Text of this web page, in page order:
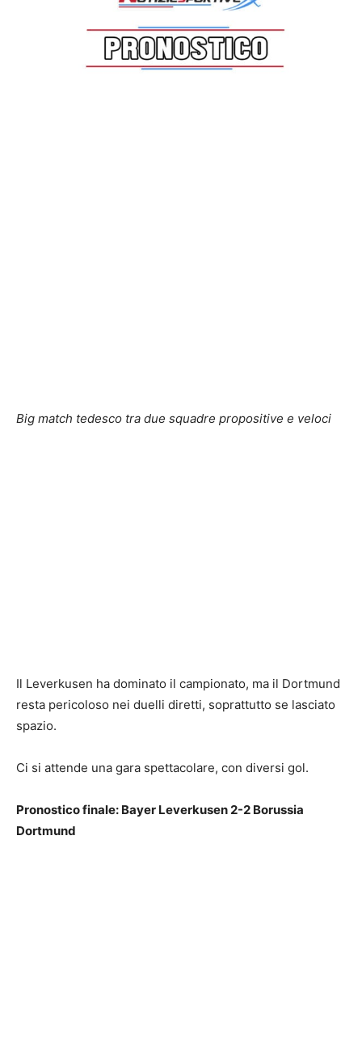
Big match tedesco tra due squadre propositive e veloci
Il Leverkusen ha dominato il campionato, ma il Dortmund
resta pericoloso nei duelli diretti, soprattutto se lasciato
spazio.
Ci si attende una gara spettacolare, con diversi gol.
Pronostico finale: Bayer Leverkusen 2-2 Borussia
Dortmund